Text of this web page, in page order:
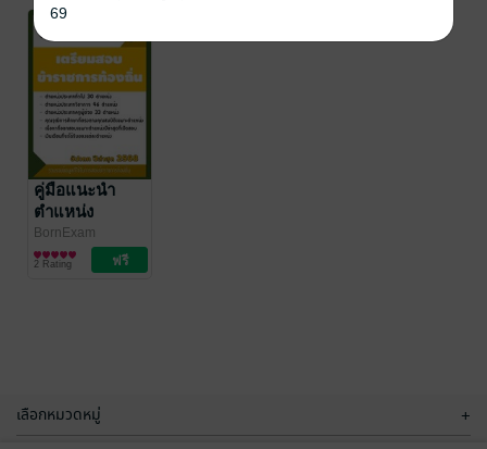
พ.ร.บ.สุขภาพ
แห่งชาติ พ.ศ.
2550 และที่
แก้ไขเพิ่มเติมถึง
(ฉบับที่ 2) พ.ศ.
2553 +
BornExam
การศึกษา/ตำรา
เรียน
No Rating
คู่มือแนะนำ
ตำแหน่ง
ข้าราชการท้อง
ถิ่น อัปเดท 2568
BornExam
การศึกษา/ตำรา
เรียน
2 Rating
เลือกหมวดหมู่ +
69